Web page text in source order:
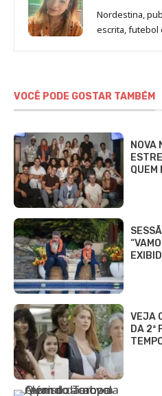
Nordestina,
escrita, futebol
VOCÊ PODE GOSTAR TAMBÉM
NOVA
QUEM
VEJA
DA 2ª